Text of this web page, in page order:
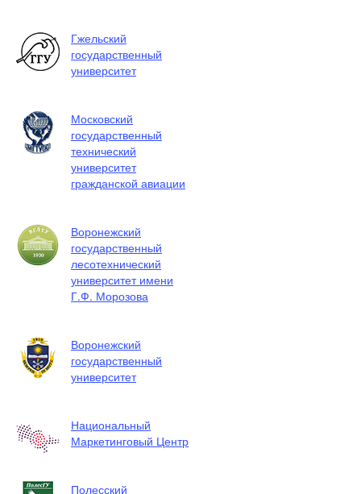
Гжельский
государственный
университет
Московский
государственный
технический
университет
гражданской авиации
Воронежский
государственный
лесотехнический
университет имени
Г.Ф. Морозова
Воронежский
государственный
университет
Национальный
Маркетинговый Центр
Полесский